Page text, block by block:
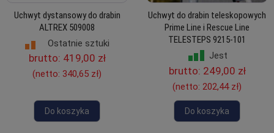
Uchwyt dystansowy do drabin
ALTREX 509008
Ostatnie sztuki
brutto: 419,00 zł
(netto: 340,65 zł)
Do koszyka
Uchwyt do drabin teleskopowych
Prime Line i Rescue Line
TELESTEPS 9215-101
Jest
brutto: 249,00 zł
(netto: 202,44 zł)
Do koszyka